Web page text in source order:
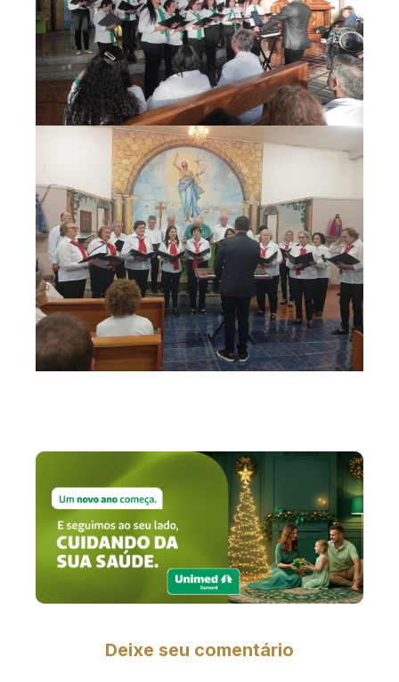
Deixe seu comentário